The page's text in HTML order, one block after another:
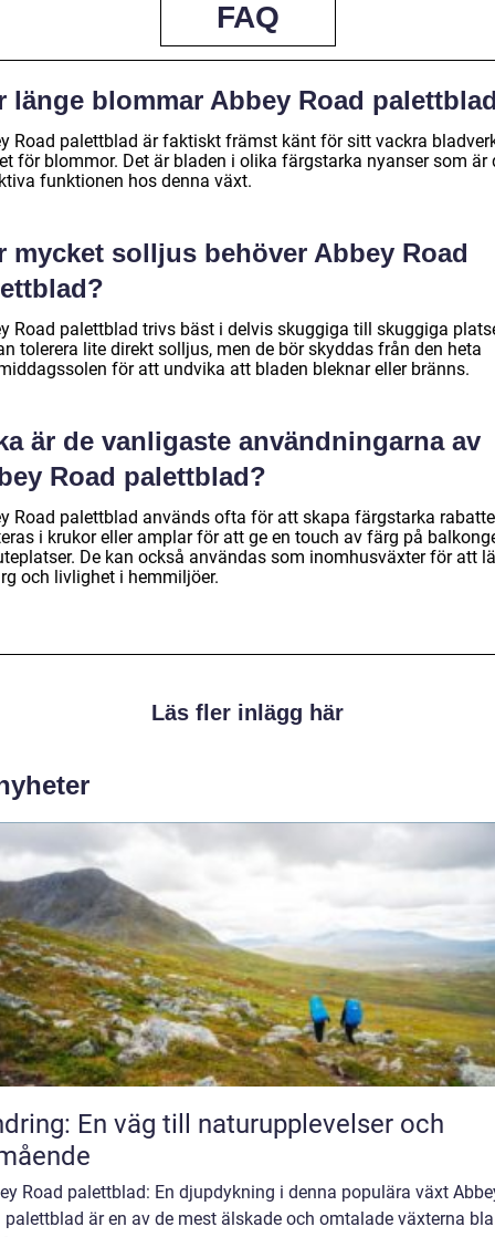
FAQ
länge blommar Abbey Road
Road palettblad är faktiskt främst känt för sitt vackra
för blommor. Det är bladen i olika färgstarka nyanser som är
funktionen hos denna växt.
mycket solljus behöver Abbey Road
Road palettblad trivs bäst i delvis skuggiga till skuggiga
tolerera lite direkt solljus, men de bör skyddas från den heta
för att undvika att bladen bleknar eller bränns.
är de vanligaste användningarna av
Road palettblad?
Road palettblad används ofta för att skapa färgstarka
i krukor eller amplar för att ge en touch av färg på
De kan också användas som inomhusväxter för att
och livlighet i hemmiljöer.
Läs fler inlägg här
En väg till naturupplevelser och
Road palettblad: En djupdykning i denna populära växt
palettblad är en av de mest älskade och omtalade växterna